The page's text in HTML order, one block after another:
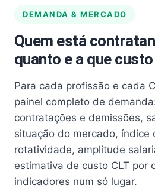
DEMANDA & MERCADO
Quem está
quanto e a que custo
Para cada profissão e cada
painel completo de
contratações e demissões,
situação do mercado, índice
rotatividade, amplitude
estimativa de custo CLT por
indicadores num só lugar.